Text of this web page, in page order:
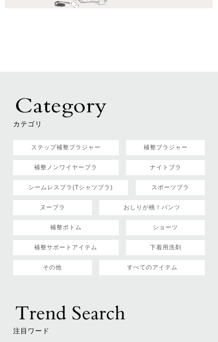
カテゴリ
ステップ補整ブラジャー 補整ブラジャー
補整ノンワイヤーブラ ナイトブラ
シームレスブラ(Tシャツブラ) スポーツブラ
ヌーブラ おしりが桃！パンツ
補整ボトム ショーツ
補整サポートアイテム 下着用洗剤
その他 すべてのアイテム
注目ワード